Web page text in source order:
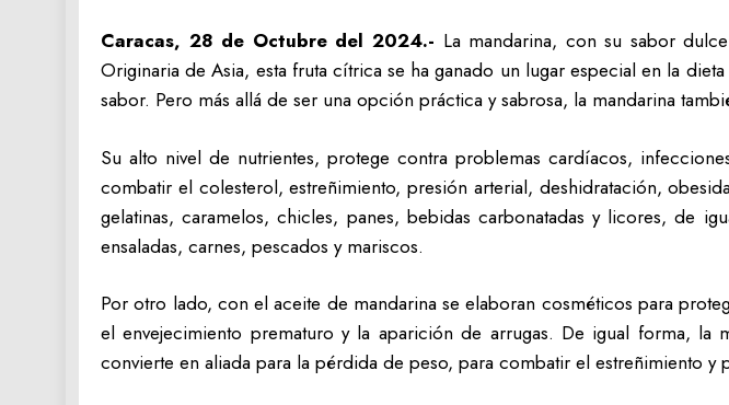
Caracas, 28 de Octubre del 2024.- La mandarina, con su sabor
Originaria de Asia, esta fruta cítrica se ha ganado un lugar especial en la
sabor. Pero más allá de ser una opción práctica y sabrosa, la mandarina
Su alto nivel de nutrientes, protege contra problemas cardíacos,
combatir el colesterol, estreñimiento, presión arterial, deshidratación,
gelatinas, caramelos, chicles, panes, bebidas carbonatadas y licores, de
ensaladas, carnes, pescados y mariscos.
Por otro lado, con el aceite de mandarina se elaboran cosméticos para
el envejecimiento prematuro y la aparición de arrugas. De igual forma,
convierte en aliada para la pérdida de peso, para combatir el estreñimiento